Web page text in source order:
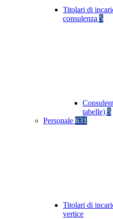
Titolari di
consulenza 5
tabelle) 5
Personale 631
Titolari di
vertice